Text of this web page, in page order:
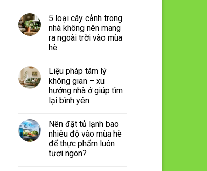
5 loại cây cảnh trong
nhà không nên mang
ra ngoài trời vào mùa
hè
Liệu pháp tâm lý
không gian – xu
hướng nhà ở giúp tìm
lại bình yên
Nên đặt tủ lạnh bao
nhiêu độ vào mùa hè
để thực phẩm luôn
tươi ngon?